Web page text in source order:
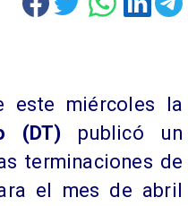
este miércoles la
(DT) publicó un
terminaciones de
el mes de abril